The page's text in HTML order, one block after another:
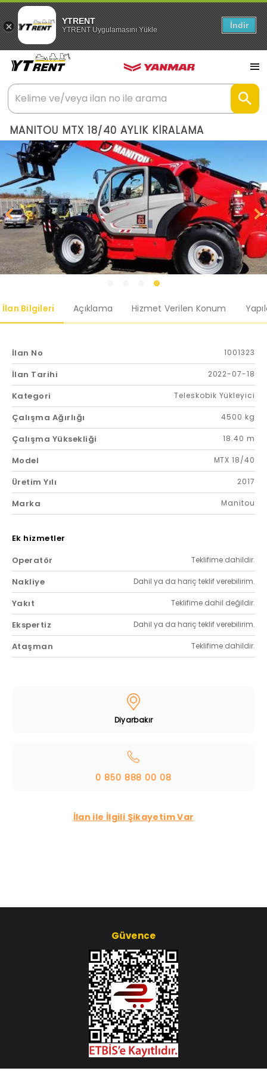
YTRENT
YTRENT Uygulamasını Yükle İndir
MANITOU MTX 18/40 AYLIK KİRALAMA
İlan Bilgileri Açıklama Hizmet Verilen Konum
İlan No 1001323
İlan Tarihi 2022-07-18
Kategori Teleskobik Yükleyici
Çalışma Ağırlığı 4500 kg
Çalışma Yüksekliği 18.40 m
Model MTX 18/40
Üretim Yılı 2017
Marka Manitou
Ek hizmetler
Operatör
Teklifime dahildir.
Nakliye Dahil ya da hariç teklif verebilirim.
Yakıt Teklifime dahil değildir.
Ekspertiz Dahil ya da hariç teklif verebilirim.
Ataşman Teklifime dahildir.
Diyarbakır
0 850 888 00 08
İlan ile İlgili Şikayetim Var
Güvence